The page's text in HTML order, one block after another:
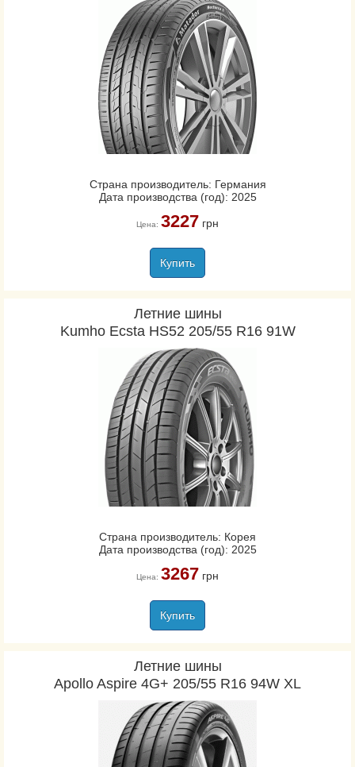
Страна производитель: Германия
Дата производства (год): 2025
Цена: 3227грн
Купить
Летние шины
Kumho Ecsta HS52 205/55 R16 91W
Страна производитель: Корея
Дата производства (год): 2025
Цена: 3267грн
Купить
Летние шины
Apollo Aspire 4G+ 205/55 R16 94W XL